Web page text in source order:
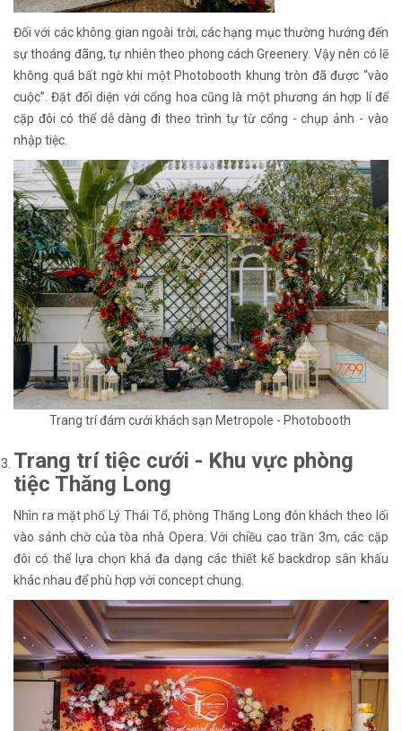
Đối với các không gian ngoài trời, các hạng mục thường hướng đến
sự thoáng đãng, tự nhiên theo phong cách Greenery. Vậy nên có lẽ
không quá bất ngờ khi một Photobooth khung tròn đã được “vào
cuộc”. Đặt đối diện với cổng hoa cũng là một phương án hợp lí để
cặp đôi có thể dễ dàng đi theo trình tự từ cổng - chụp ảnh - vào
nhập tiệc.
Trang trí đám cưới khách sạn Metropole - Photobooth
Trang trí tiệc cưới - Khu vực phòng
tiệc Thăng Long
Nhìn ra mặt phố Lý Thái Tổ, phòng Thăng Long đón khách theo lối
vào sảnh chờ của tòa nhà Opera. Với chiều cao trần 3m, các cặp
đôi có thể lựa chọn khá đa dạng các thiết kế backdrop sân khấu
khác nhau để phù hợp với concept chung.